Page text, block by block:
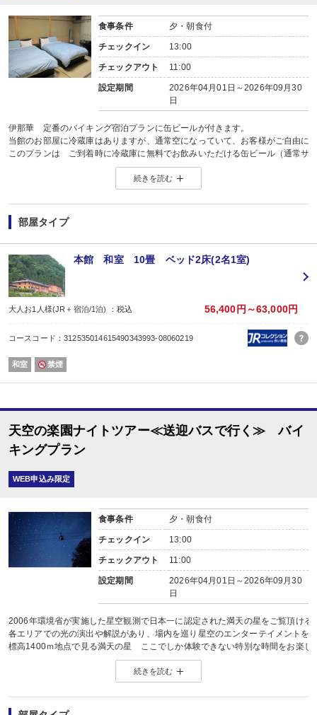
食事条件 夕・朝食付
チェックイン 13:00
チェックアウト 11:00
設定期間
2026年04月01日～2026年09月30
日
伊那華 定番のバイキング宿泊プランに缶ビールが付きます。
当館のお部屋に冷蔵庫はありますが、通常空になっていて、お客様がご自由に
このプランは ご到着時に冷蔵庫に無料でお飲みいただける缶ビール（通常サ
ご到着されたらすぐに一息ついていただけます。
もちろん、ご入浴後のお楽しみにもどうぞ。
お子様にはペットボトルの飲料をご用意いたします。（添い寝を除く）
銘柄は指定できませんのであしからずご了承ください。
★お食事♪
和・洋・中の味60種類のお料理をご用意しております。
12月〜03月は北海道フェア
04月、05月は中国・四国フェア
06月、07月は東北フェア
08月、09月は九州フェア
10月、11月は北陸・新潟フェア開催
3時チェックイン、11時チェックアウト、22時間のロングステイしていただけ
単純硫黄泉の肌にやさしい”美人の湯”。7種の庭園露天・内湯4種・足湯9種
-------------------------------------------------------------------------------------------------
★施設案内♪
各階に何度でも自由にお着替え頂ける「浴衣バー」を各階に設置。
3階通路ギャラリースペースにはお子様が楽しめる「こども図書館」も設置し
★おもてなし♪
還暦祝いのちゃんちゃんこの貸し出し、別注で鯛の御頭付もご用意できます。
その他お祝いに別注で誕生日ケーキや花束もご用意できます。
続きを読む
部屋タイプ
本館 和室 10畳 ベッド2床(2名1室)
大人お1人様(JR＋宿泊/1泊) ：税込 56,400円～63,000円
コースコード：312535014615490343993-08060219
和室 禁煙
天空の楽園ナイトツアー≪送迎バスで行く≫ バイ
キングプラン
WEB申込み限定
食事条件 夕・朝食付
チェックイン 13:00
チェックアウト 11:00
設定期間
2026年04月01日～2026年09月30
日
2006年環境省が実施した星空観測で日本一に認定された満天の星をご覧頂け
各エリアでの光の演出や解説があり、場内を巡り星空のエンターテイメントを
標高1400ｍ地点で見る満天の星 ここでしか体験できない特別な時間をお楽し
（雨天時はガイドによる星の話や映像を使ったプログラムなどを開催していま
営業時間 上りゴンドラ17：00〜20：00 プログラム終了21：00（場内点灯
◆ウインター営業（12月〜3月）
上りゴンドラ18：00〜19：30 プログラム終了20：30（場内点灯）
続きを読む